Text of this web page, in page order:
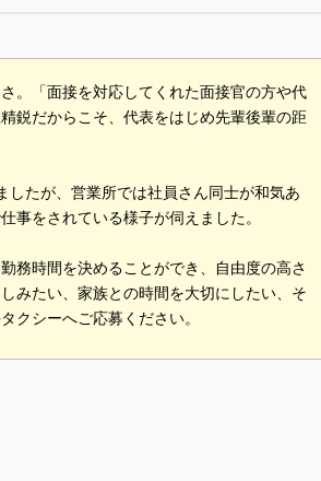
。「面接を対応してくれた面接官の方や代
鋭だからこそ、代表をはじめ先輩後輩の距
したが、営業所では社員さん同士が和気あ
事をされている様子が伺えました。
務時間を決めることができ、自由度の高さ
みたい、家族との時間を大切にしたい、そ
クシーへご応募ください。